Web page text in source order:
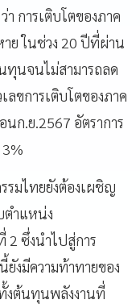
การเติบโตของภาค
าย ในช่วง 20 ปีที่ผ่าน
ทุนจนไม่สามารถลด
ขการเติบโตของภาค
ก.ย.2567 อัตราการ
มไทยยังต้องเผชิญ
ตำแหน่ง
2 ซึ่งนำไปสู่การ
งมีความท้าทายของ
งต้นทุนพลังงานที่